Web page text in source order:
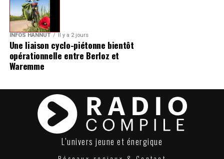
INFOS HANNUT Il y a 2 jours
Une liaison cyclo-piétonne bientôt
opérationnelle entre Berloz et
Waremme
L’univers jeune et énergique